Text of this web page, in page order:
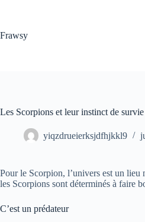
Frawsy
Les Scorpions et leur instinct de survie
yiqzdrueierksjdfhjkkl9
Pour le Scorpion, l’univers est un lieu
les Scorpions sont déterminés à faire
C’est un prédateur